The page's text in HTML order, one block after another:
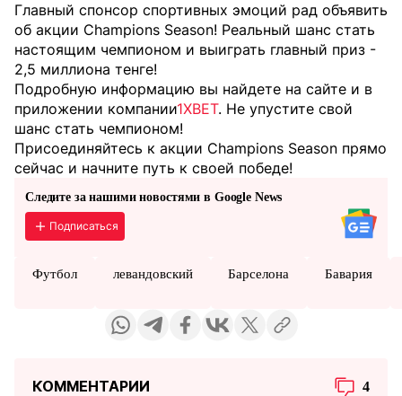
Главный спонсор спортивных эмоций рад объявить
об акции Champions Season! Реальный шанс стать
настоящим чемпионом и выиграть главный приз -
2,5 миллиона тенге!
Подробную информацию вы найдете на сайте и в
приложении компании1XBET. Не упустите свой
шанс стать чемпионом!
Присоединяйтесь к акции Champions Season прямо
сейчас и начните путь к своей победе!
Следите за нашими новостями в Google News
Подписаться
Футбол левандовский Барселона Бавария
КОММЕНТАРИИ 4